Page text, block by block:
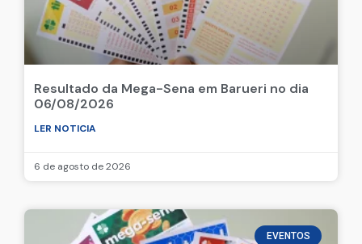
Resultado da Mega-Sena em Barueri no dia
06/08/2026
LER NOTICIA
6 de agosto de 2026
EVENTOS